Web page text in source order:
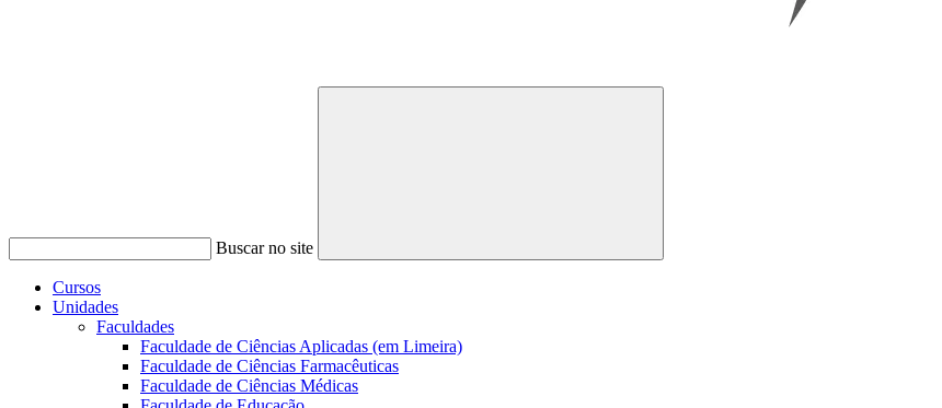
Buscar no site
Buscar
Cursos
Unidades
Faculdades
Faculdade de Ciências Aplicadas (em Limeira)
Faculdade de Ciências Farmacêuticas
Faculdade de Ciências Médicas